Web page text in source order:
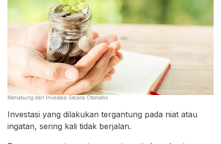
Menabung dan Investasi Secara Otomatis
Investasi yang dilakukan tergantung pada niat atau
ingatan, sering kali tidak berjalan.